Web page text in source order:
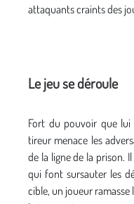
attaquants craints des
Le jeu se déroule
Fort du pouvoir que lui
tireur menace les
de la ligne de la prison.
qui font sursauter les
cible, un joueur ramasse